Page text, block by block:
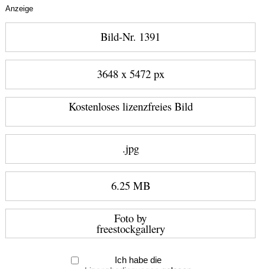
Anzeige
Bild-Nr. 1391
3648 x 5472 px
Kostenloses lizenzfreies Bild
.jpg
6.25 MB
Foto by
freestockgallery
Ich habe die